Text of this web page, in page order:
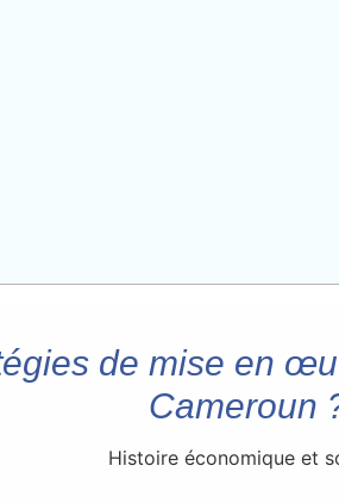
de mise en
Cameroun
Histoire économique et